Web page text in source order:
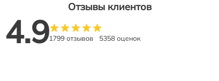
Отзывы клиентов
4.91799 отзывов 5358 оценок